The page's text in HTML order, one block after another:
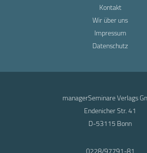
Kontakt
Wir über uns
Impressum
Datenschutz
managerSeminare Verlags
Endenicher Str. 41
D-53115 Bonn